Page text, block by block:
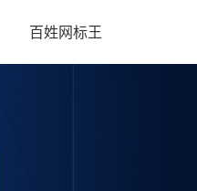
百姓网标王